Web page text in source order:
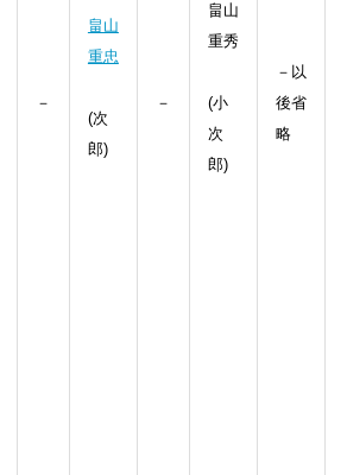
－
畠山
重忠
(次
郎)
－
畠山
重秀
(小
次
郎)
－以
後省
略